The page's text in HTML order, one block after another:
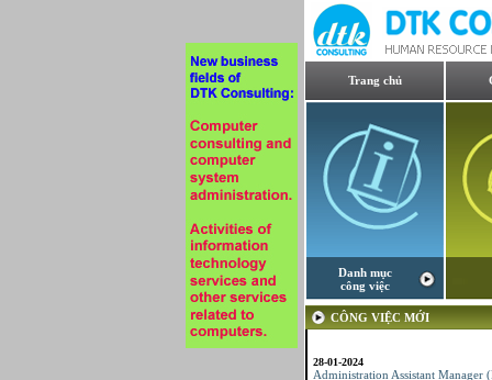
Trang chủ
Danh mục
công việc
CÔNG VIỆC MỚI
giám đốc Phòng hành chính)